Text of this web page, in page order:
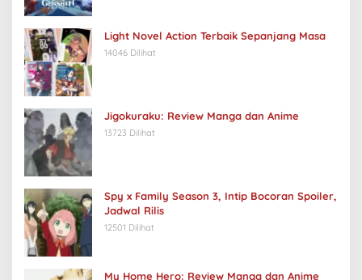
Light Novel Action Terbaik Sepanjang Masa
14046 Dilihat
Jigokuraku: Review Manga dan Anime
13723 Dilihat
Spy x Family Season 3, Intip Bocoran Spoiler,
Jadwal Rilis
12501 Dilihat
My Home Hero: Review Manga dan Anime